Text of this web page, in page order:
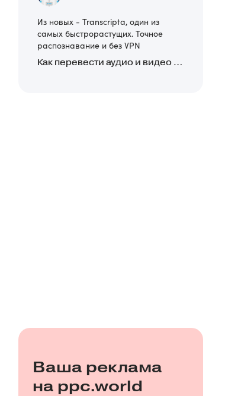
Из новых - Transcripta, один из
самых быстрорастущих. Точное
распознавание и без VPN
Как перевести аудио и видео в текст: обзор 24 нейросетей, программ и сервисов для транскрибации
Ваша реклама
на ppc.world